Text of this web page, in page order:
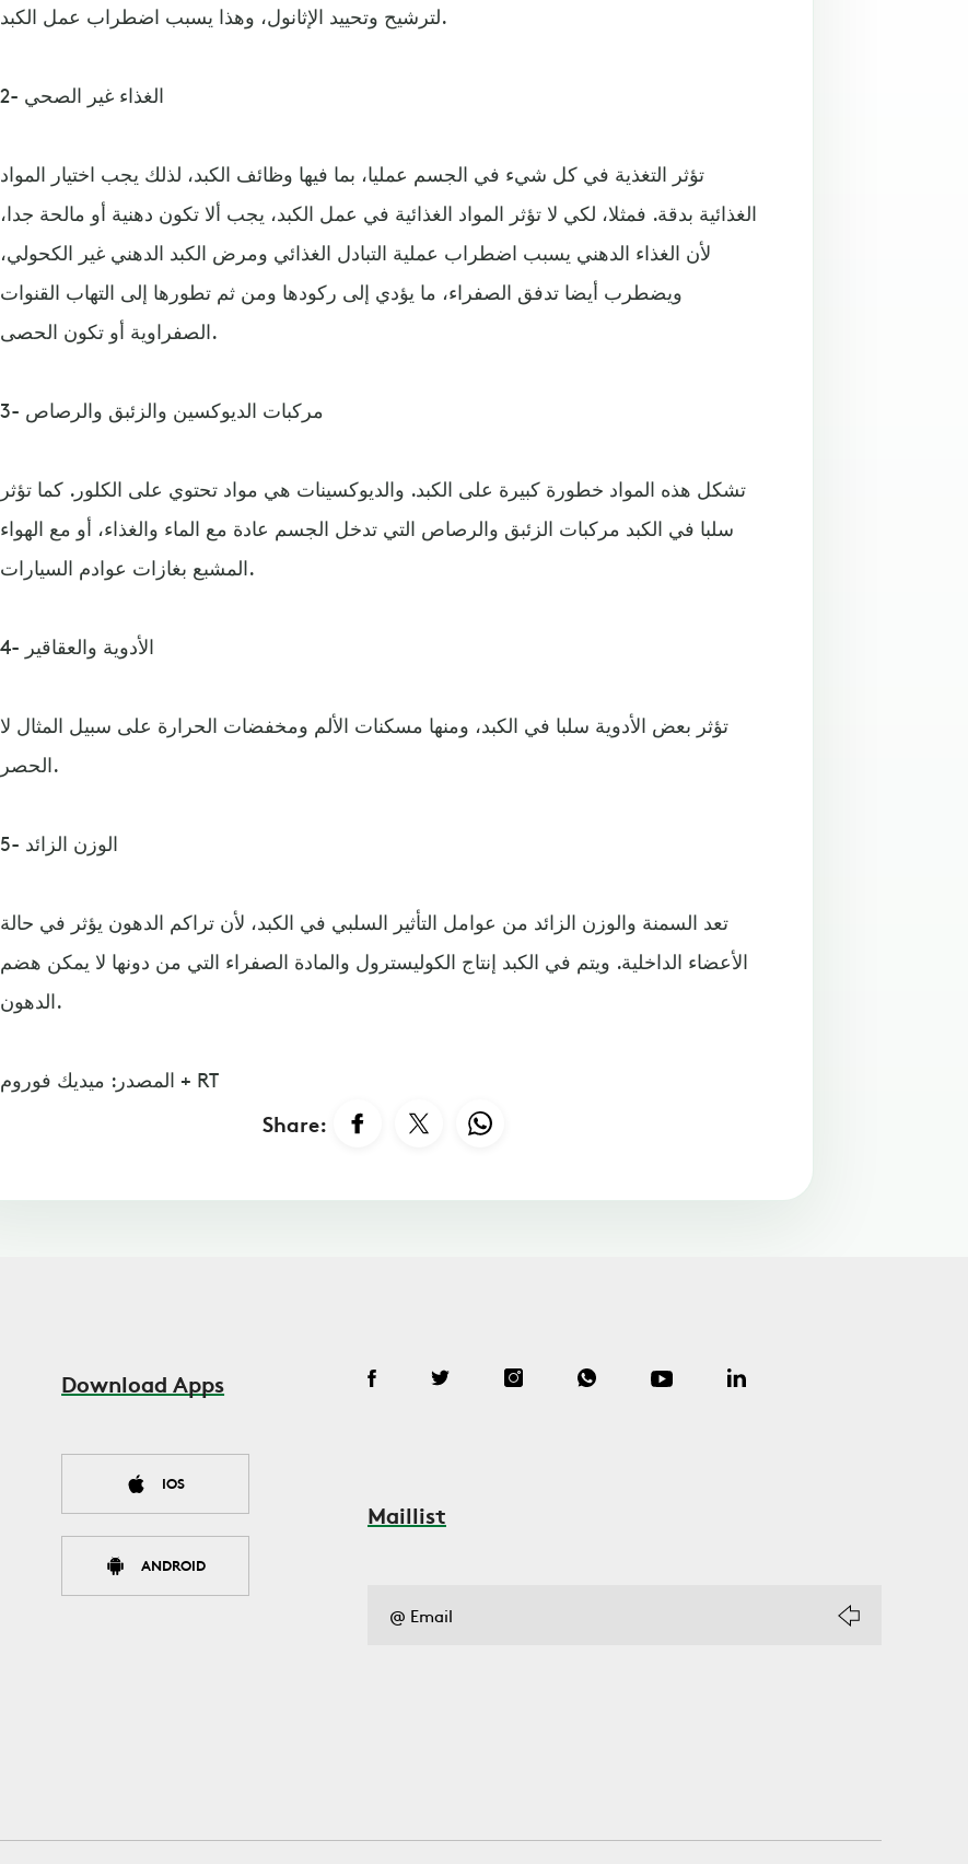
لترشيح وتحييد الإثانول، وهذا يسبب اضطراب عمل الكبد.
2- الغذاء غير الصحي
تؤثر التغذية في كل شيء في الجسم عمليا، بما فيها وظائف الكبد، لذلك يجب اختيار المواد
الغذائية بدقة. فمثلا، لكي لا تؤثر المواد الغذائية في عمل الكبد، يجب ألا تكون دهنية أو مالحة جدا،
لأن الغذاء الدهني يسبب اضطراب عملية التبادل الغذائي ومرض الكبد الدهني غير الكحولي،
ويضطرب أيضا تدفق الصفراء، ما يؤدي إلى ركودها ومن ثم تطورها إلى التهاب القنوات
الصفراوية أو تكون الحصى.
3- مركبات الديوكسين والزئبق والرصاص
تشكل هذه المواد خطورة كبيرة على الكبد. والديوكسينات هي مواد تحتوي على الكلور. كما تؤثر
سلبا في الكبد مركبات الزئبق والرصاص التي تدخل الجسم عادة مع الماء والغذاء، أو مع الهواء
المشبع بغازات عوادم السيارات.
4- الأدوية والعقاقير
تؤثر بعض الأدوية سلبا في الكبد، ومنها مسكنات الألم ومخفضات الحرارة على سبيل المثال لا
الحصر.
5- الوزن الزائد
تعد السمنة والوزن الزائد من عوامل التأثير السلبي في الكبد، لأن تراكم الدهون يؤثر في حالة
الأعضاء الداخلية. ويتم في الكبد إنتاج الكوليسترول والمادة الصفراء التي من دونها لا يمكن هضم
الدهون.
المصدر: ميديك فوروم + RT
Share:
Download Apps
IOS
ANDROID
Maillist